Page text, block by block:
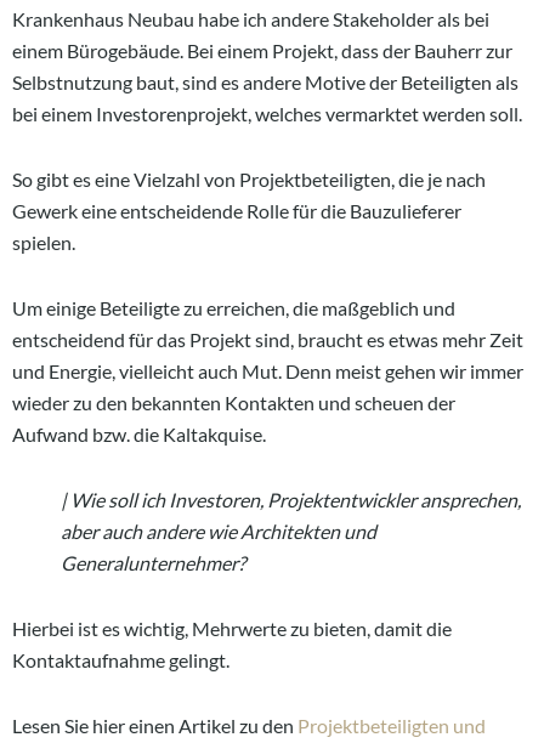
Krankenhaus Neubau habe ich andere Stakeholder als bei
einem Bürogebäude. Bei einem Projekt, dass der Bauherr zur
Selbstnutzung baut, sind es andere Motive der Beteiligten als
bei einem Investorenprojekt, welches vermarktet werden soll.
So gibt es eine Vielzahl von Projektbeteiligten, die je nach
Gewerk eine entscheidende Rolle für die Bauzulieferer
spielen.
Um einige Beteiligte zu erreichen, die maßgeblich und
entscheidend für das Projekt sind, braucht es etwas mehr Zeit
und Energie, vielleicht auch Mut. Denn meist gehen wir immer
wieder zu den bekannten Kontakten und scheuen der
Aufwand bzw. die Kaltakquise.
| Wie soll ich Investoren, Projektentwickler ansprechen,
aber auch andere wie Architekten und
Generalunternehmer?
Hierbei ist es wichtig, Mehrwerte zu bieten, damit die
Kontaktaufnahme gelingt.
Lesen Sie hier einen Artikel zu den Projektbeteiligten und